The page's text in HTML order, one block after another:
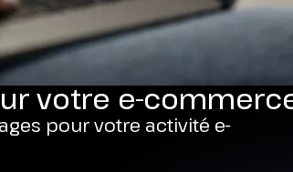
votre e-
pour votre activité e-